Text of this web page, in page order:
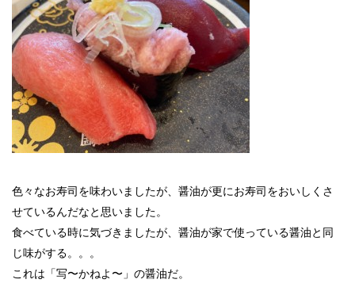
色々なお寿司を味わいましたが、醤油が更にお寿司をおいしくさ
せているんだなと思いました。
食べている時に気づきましたが、醤油が家で使っている醤油と同
じ味がする。。。
これは「写〜かねよ〜」の醤油だ。